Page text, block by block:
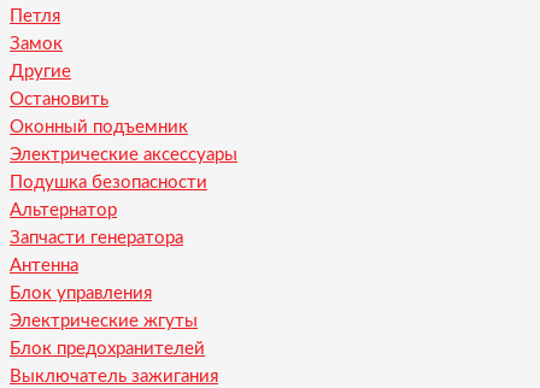
Петля
Замок
Другие
Остановить
Оконный подъемник
Электрические аксессуары
Подушка безопасности
Альтернатор
Запчасти генератора
Антенна
Блок управления
Электрические жгуты
Блок предохранителей
Выключатель зажигания